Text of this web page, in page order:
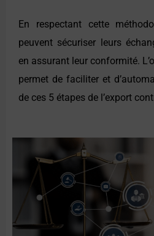
En respectant cette
peuvent sécuriser leurs
en assurant leur conformité.
permet de faciliter et
de ces 5 étapes de l’export